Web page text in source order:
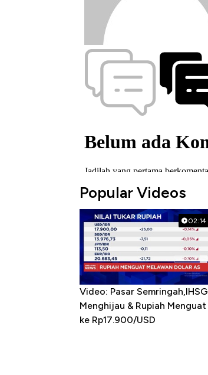
Popular Videos
02:14
Video: Pasar Semringah,IHSG
Menghijau & Rupiah Menguat
ke Rp17.900/USD